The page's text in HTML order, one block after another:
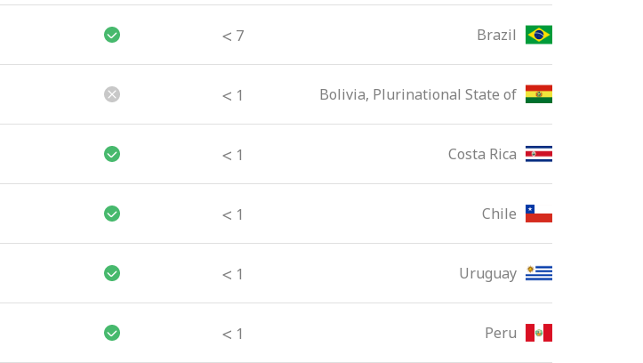
Brazil
7
>
Bolivia, Plurinational State of
1
>
Costa Rica
1
>
Chile
1
>
Uruguay
1
>
Peru
1
>